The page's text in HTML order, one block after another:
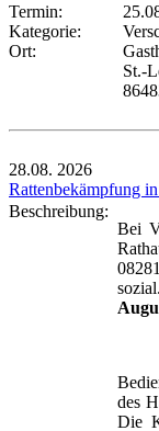
Termin:
Kategorie:
Ort:
St.-
28.08. 2026
Rattenbekämpfung
Beschreibung:
Bei
des
Die